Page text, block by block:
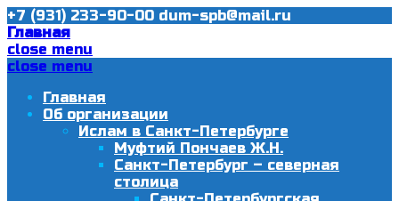
+7 (931) 233-90-00 dum-spb@mail.ru
Главная
close menu
close menu
Главная
Об организации
Ислам в Санкт-Петербурге
Муфтий Пончаев Ж.Н.
Санкт-Петербург – северная
столица